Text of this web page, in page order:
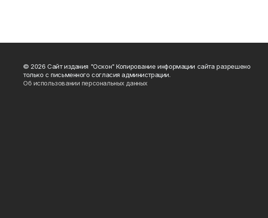
© 2026 Сайт издания "Оскон" Копирование информации сайта разрешено
только с письменного согласия администрации.
Об использовании персональных данных